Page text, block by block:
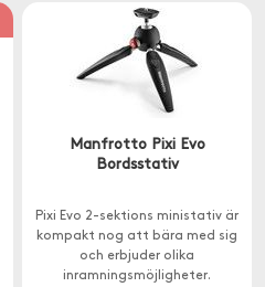
Manfrotto Pixi Evo
Bordsstativ
Pixi Evo 2-sektions ministativ är
kompakt nog att bära med sig
och erbjuder olika
inramningsmöjligheter.